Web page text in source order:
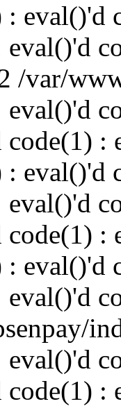
: eval()'d
/var/
:
: eval()'d
:
: eval()'d
: